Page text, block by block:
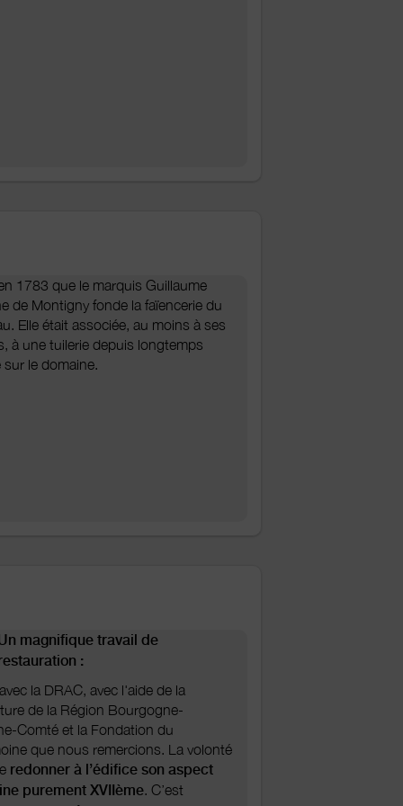
1783 que le marquis Guillaume
de Montigny fonde la faïencerie du
Elle était associée, au moins à ses
à une tuilerie depuis longtemps
sur le domaine.
magnifique travail de
:
la DRAC, avec l'aide de la
de la Région Bourgogne-
Comté et la Fondation du
que nous remercions. La volonté
redonner à l’édifice son aspect
purement XVIIème. C’est